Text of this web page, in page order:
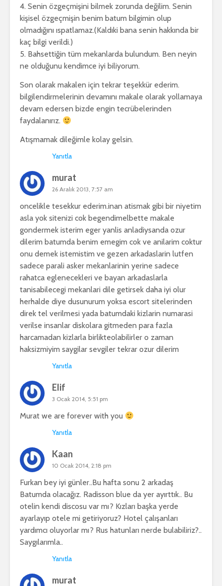
4. Senin özgeçmişini bilmek zorunda değilim. Senin
kişisel özgeçmişin benim batum bilgimin olup
olmadığını ıspatlamaz.(Kaldıki bana senin hakkında bir
kaç bilgi verildi.)
5. Bahsettiğin tüm mekanlarda bulundum. Ben neyin
ne olduğunu kendimce iyi biliyorum.
Son olarak makalen için tekrar teşekkür ederim.
bilgilendirmelerinin devamını makale olarak yollamaya
devam edersen bizde engin tecrübelerinden
faydalanırız.
Atışmamak dileğimle kolay gelsin.
Yanıtla
murat
26 Aralık 2013, 7:57 am
oncelikle tesekkur ederim.inan atismak gibi bir niyetim
asla yok sitenizi cok begendimelbette makale
gondermek isterim eger yanlis anladiysanda ozur
dilerim batumda benim emegim cok ve anilarim coktur
onu demek istemistim ve gezen arkadaslarin lutfen
sadece parali asker mekanlarinin yerine sadece
rahatca eglenecekleri ve bayan arkadaslarla
tanisabilecegi mekanlari dile getirsek daha iyi olur
herhalde diye dusunurum yoksa escort sitelerinden
direk tel verilmesi yada batumdaki kizlarin numarasi
verilse insanlar diskolara gitmeden para fazla
harcamadan kizlarla birlikteolabilirler o zaman
haksizmiyim saygilar sevgiler tekrar ozur dilerim
Yanıtla
Elif
3 Ocak 2014, 5:51 pm
Murat we are forever with you
Yanıtla
Kaan
10 Ocak 2014, 2:18 pm
Furkan bey iyi günler..Bu hafta sonu 2 arkadaş
Batumda olacağız. Radisson blue da yer ayırttık.. Bu
otelin kendi discosu var mı? Kızları başka yerde
ayarlayıp otele mi getiriyoruz? Hotel çalışanları
yardımcı oluyorlar mı? Rus hatunları nerde bulabiliriz?..
Saygılarımla..
Yanıtla
murat